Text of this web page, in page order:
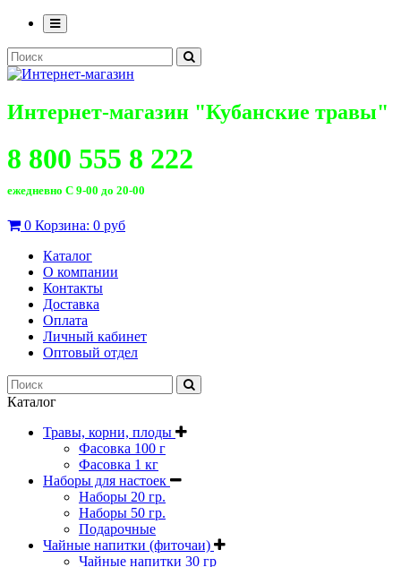
Интернет-магазин "Кубанские травы"
8 800 555 8 222
ежедневно С 9-00 до 20-00
0 Корзина: 0 руб
Каталог
О компании
Контакты
Доставка
Оплата
Личный кабинет
Оптовый отдел
Каталог
Травы, корни, плоды
Фасовка 100 г
Фасовка 1 кг
Наборы для настоек
Наборы 20 гр.
Наборы 50 гр.
Подарочные
Чайные напитки (фиточаи)
Чайные напитки 30 гр